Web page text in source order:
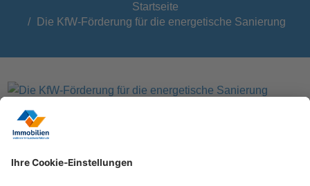
Startseite
Die KfW-Förderung für die energetische Sanierung
Von der Heizungsmodernisierung bis zur Dämmung.